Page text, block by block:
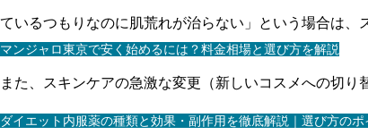
マンジャロ東京で安く始めるには？料金相場と選び方を解説
ダイエット内服薬の種類と効果・副作用を徹底解説｜選び方のポ
ているつもりなのに肌荒れが治らない」という場合は、
また、スキンケアの急激な変更（新しいコスメへの切